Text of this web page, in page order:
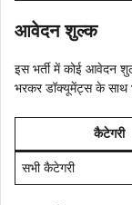
आवेदन शुल्क
इस भर्ती में कोई आवेदन
भरकर डॉक्यूमेंट्स के
कैटेगरी
सभी कैटेगरी